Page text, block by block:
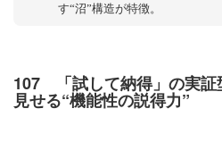
す“沼”構造が特徴。
107 「試して納得」の実
見せる“機能性の説得力”